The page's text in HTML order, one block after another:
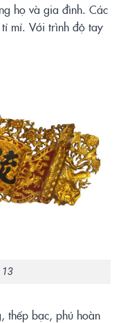
họ và gia đình. Các
tỉ mỉ. Với trình độ tay
thếp bạc, phủ hoàn